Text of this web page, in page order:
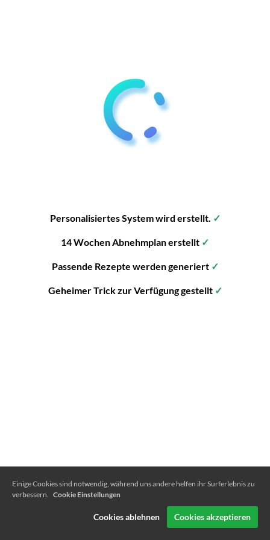
Personalisiertes System wird erstellt. ✓
14 Wochen Abnehmplan erstellt ✓
Passende Rezepte werden generiert ✓
Geheimer Trick zur Verfügung gestellt ✓
Einige Cookies sind notwendig, während uns andere helfen ihr Surferlebnis zu
verbessern. Cookie Einstellungen
Cookies ablehnen Cookies akzeptieren